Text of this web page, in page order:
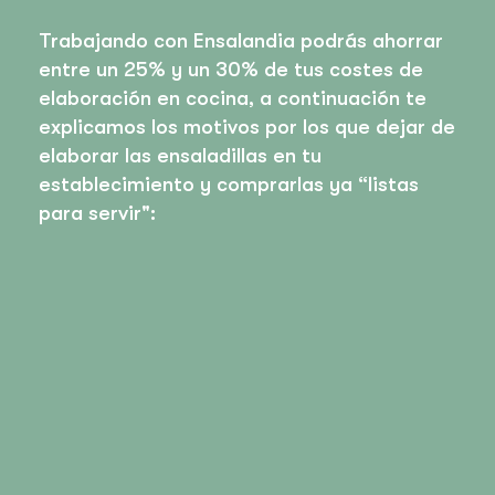
Trabajando con Ensalandia podrás ahorrar
entre un 25% y un 30% de tus costes de
elaboración en cocina, a continuación te
explicamos los motivos por los que dejar de
elaborar las ensaladillas en tu
establecimiento y comprarlas ya “listas
para servir":